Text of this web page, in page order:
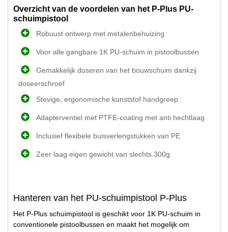
Overzicht van de voordelen van het P-Plus PU-
schuimpistool
Robuust ontwerp met metalenbehuizing
Voor alle gangbare 1K PU-schuim in pistoolbussen
Gemakkelijk doseren van het bouwschuim dankzij
doseerschroef
Stevige, ergonomische kunststof handgreep
Adapterventiel met PTFE-coating met anti hechtlaag
Inclusief flexibele buisverlengstukken van PE
Zeer laag eigen gewicht van slechts 300g
Hanteren van het PU-schuimpistool P-Plus
Het P-Plus schuimpistool is geschikt voor 1K PU-schuim in
conventionele pistoolbussen en maakt het mogelijk om